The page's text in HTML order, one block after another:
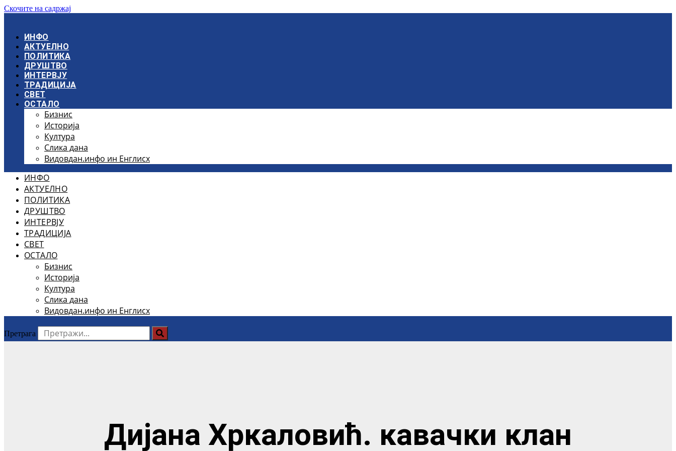
Скочите на садржај
ИНФО
АКТУЕЛНО
ПОЛИТИКА
ДРУШТВО
ИНТЕРВЈУ
ТРАДИЦИЈА
СВЕТ
ОСТАЛО
Бизнис
Историја
Култура
Слика дана
Видовдан.инфо ин Енглисх
ИНФО
АКТУЕЛНО
ПОЛИТИКА
ДРУШТВО
ИНТЕРВЈУ
ТРАДИЦИЈА
СВЕТ
ОСТАЛО
Бизнис
Историја
Култура
Слика дана
Видовдан.инфо ин Енглисх
Претрага
Дијана Хркаловић. кавачки клан